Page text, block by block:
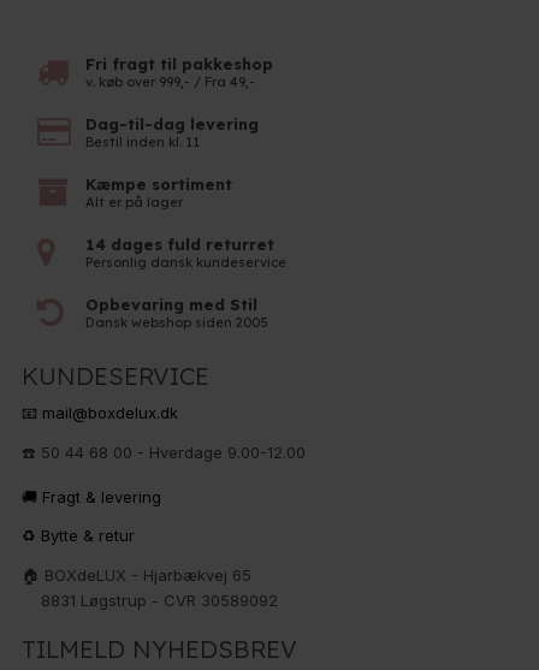
Fri fragt til pakkeshop
v. køb over 999,- / Fra 49,-
Dag-til-dag levering
Bestil inden kl. 11
Kæmpe sortiment
Alt er på lager
14 dages fuld returret
Personlig dansk kundeservice
Opbevaring med Stil
Dansk webshop siden 2005
KUNDESERVICE
📧 mail@boxdelux.dk
☎️ 50 44 68 00 - Hverdage 9.00-12.00
🚚 Fragt & levering
♻️ Bytte & retur
🏠 BOXdeLUX - Hjarbækvej 65
8831 Løgstrup - CVR 30589092
TILMELD NYHEDSBREV